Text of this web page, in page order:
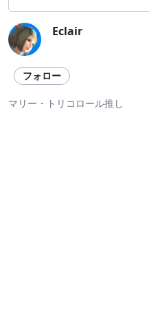
Eclair
フォロー
マリー・トリコロール推し